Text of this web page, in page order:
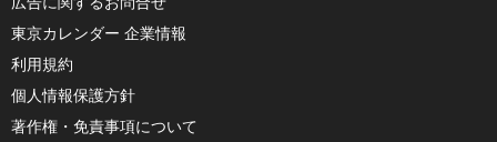
東京カレンダー 企業情報
利用規約
個人情報保護方針
著作権・免責事項について